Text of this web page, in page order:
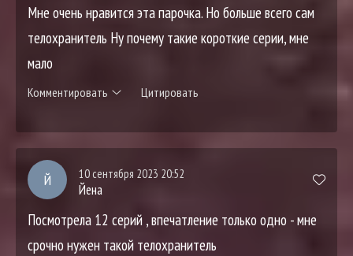
Мне очень нравится эта парочка. Но больше всего сам
телохранитель Ну почему такие короткие серии, мне
мало
Комментировать Цитировать
Й 10 сентября 2023 20:52
Йена
Посмотрела 12 серий , впечатление только одно - мне
срочно нужен такой телохранитель